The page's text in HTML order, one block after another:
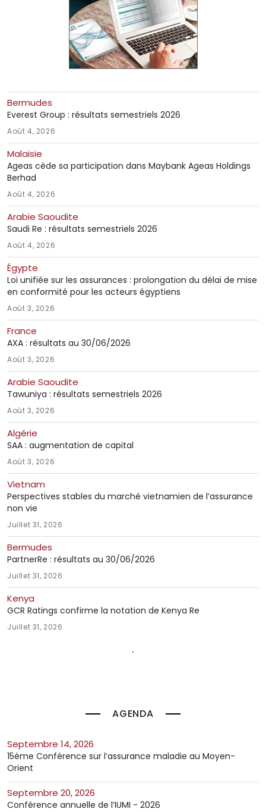
AGENDA
septembre 14, 2026
15ème Conférence sur l’assurance maladie au Moyen-
Orient
septembre 20, 2026
Conférence annuelle de l’IUMI - 2026
Bermudes
Everest Group : résultats semestriels 2026
Août 4, 2026
Malaisie
Ageas cède sa participation dans Maybank Ageas Holdings
Berhad
Août 4, 2026
Arabie Saoudite
Saudi Re : résultats semestriels 2026
Août 4, 2026
Égypte
Loi unifiée sur les assurances : prolongation du délai de mise
en conformité pour les acteurs égyptiens
Août 3, 2026
France
AXA : résultats au 30/06/2026
Août 3, 2026
Arabie Saoudite
Tawuniya : résultats semestriels 2026
Août 3, 2026
Algérie
SAA : augmentation de capital
Août 3, 2026
Vietnam
Perspectives stables du marché vietnamien de l’assurance
non vie
Juillet 31, 2026
Bermudes
PartnerRe : résultats au 30/06/2026
Juillet 31, 2026
Kenya
GCR Ratings confirme la notation de Kenya Re
Juillet 31, 2026